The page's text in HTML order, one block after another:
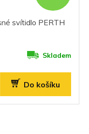
svítidlo PERTH
Skladem
Do košíku